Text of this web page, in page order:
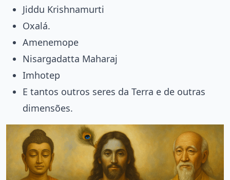
Jiddu Krishnamurti
Oxalá.
Amenemope
Nisargadatta Maharaj
Imhotep
E tantos outros seres da Terra e de outras
dimensões.